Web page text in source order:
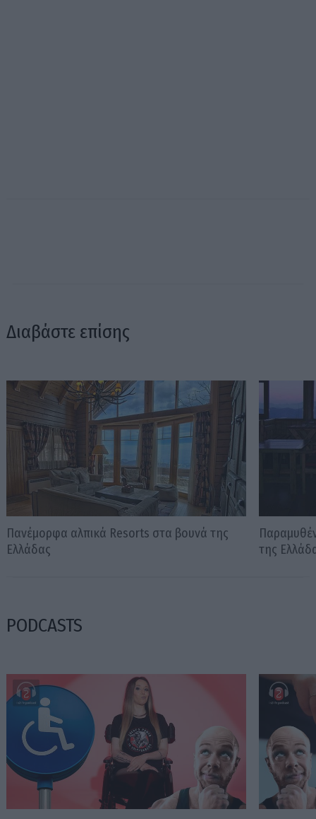
Διαβάστε επίσης
Πανέμορφα αλπικά Resorts στα βουνά της
Ελλάδας
της
PODCASTS